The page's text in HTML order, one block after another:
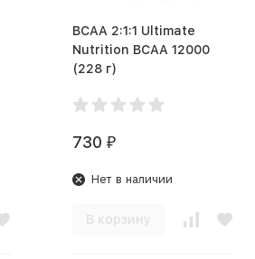
BCAA 2:1:1 Ultimate
Nutrition BCAA 12000
(228 г)
730 ₽
Нет в наличии
В корзину